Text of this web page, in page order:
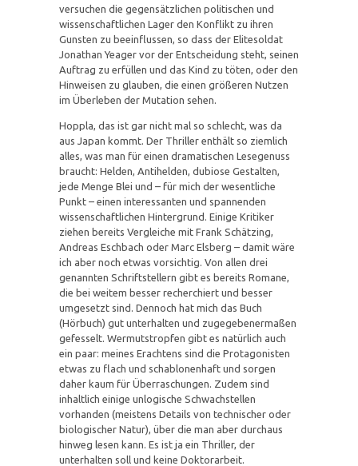
versuchen die gegensätzlichen politischen und
wissenschaftlichen Lager den Konflikt zu ihren
Gunsten zu beeinflussen, so dass der Elitesoldat
Jonathan Yeager vor der Entscheidung steht, seinen
Auftrag zu erfüllen und das Kind zu töten, oder den
Hinweisen zu glauben, die einen größeren Nutzen
im Überleben der Mutation sehen.
Hoppla, das ist gar nicht mal so schlecht, was da
aus Japan kommt. Der Thriller enthält so ziemlich
alles, was man für einen dramatischen Lesegenuss
braucht: Helden, Antihelden, dubiose Gestalten,
jede Menge Blei und – für mich der wesentliche
Punkt – einen interessanten und spannenden
wissenschaftlichen Hintergrund. Einige Kritiker
ziehen bereits Vergleiche mit Frank Schätzing,
Andreas Eschbach oder Marc Elsberg – damit wäre
ich aber noch etwas vorsichtig. Von allen drei
genannten Schriftstellern gibt es bereits Romane,
die bei weitem besser recherchiert und besser
umgesetzt sind. Dennoch hat mich das Buch
(Hörbuch) gut unterhalten und zugegebenermaßen
gefesselt. Wermutstropfen gibt es natürlich auch
ein paar: meines Erachtens sind die Protagonisten
etwas zu flach und schablonenhaft und sorgen
daher kaum für Überraschungen. Zudem sind
inhaltlich einige unlogische Schwachstellen
vorhanden (meistens Details von technischer oder
biologischer Natur), über die man aber durchaus
hinweg lesen kann. Es ist ja ein Thriller, der
unterhalten soll und keine Doktorarbeit.